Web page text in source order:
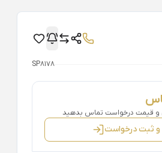
SP8178
و قیمت درخواست تماس بدهید
و ثبت درخواست